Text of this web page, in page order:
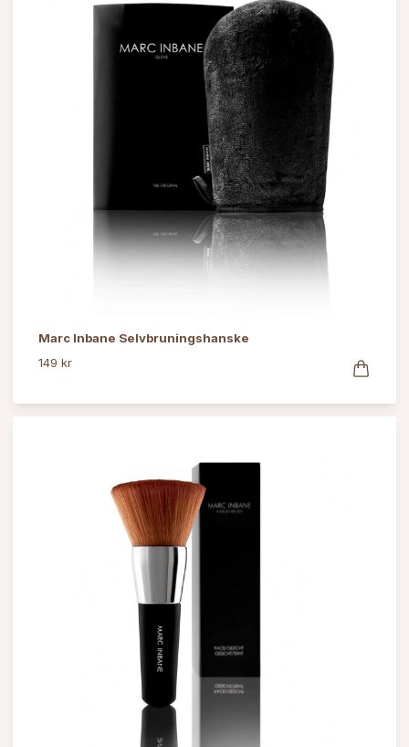
Marc Inbane Selvbruningshanske
149 kr